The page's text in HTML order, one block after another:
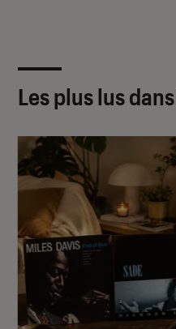
Les plus lus